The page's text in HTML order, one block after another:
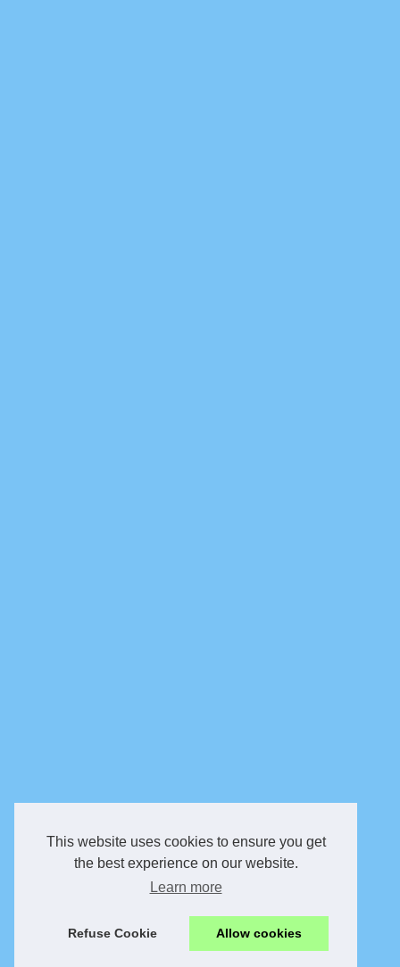
This website uses cookies to ensure you get
the best experience on our website.
Learn more
Refuse Cookie Allow cookies